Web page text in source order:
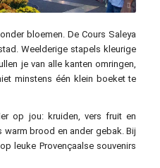
/ commons.wikimedia.org / CC0
bloemen. De Cours Saleya
Weelderige stapels kleurige
je van alle kanten omringen,
minstens één klein boeket te
op jou: kruiden, vers fruit en
warm brood en ander gebak. Bij
leuke Provençaalse souvenirs